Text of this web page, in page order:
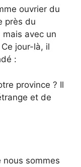
ouvrier du
près du
avec un
jour-là, il
:
province ? Il
et de
sommes